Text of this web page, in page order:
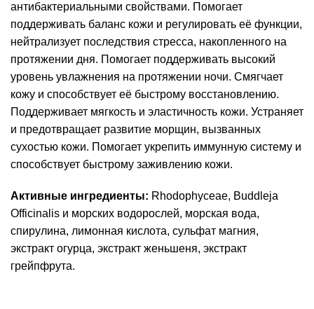
антибактериальными свойствами. Помогает
поддерживать баланс кожи и регулировать её функции,
нейтрализует последствия стресса, накопленного на
протяжении дня. Помогает поддерживать высокий
уровень увлажнения на протяжении ночи. Смягчает
кожу и способствует её быстрому восстановлению.
Поддерживает мягкость и эластичность кожи. Устраняет
и предотвращает развитие морщин, вызванных
сухостью кожи. Помогает укрепить иммунную систему и
способствует быстрому заживлению кожи.
Активные ингредиенты: Rhodophyceae, Buddleja
Officinalis и морских водорослей, морская вода,
спирулина, лимонная кислота, сульфат магния,
экстракт огурца, экстракт женьшеня, экстракт
грейпфрута.